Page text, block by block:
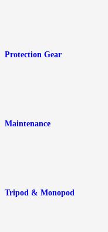
Protection Gear
Maintenance
Tripod & Monopod